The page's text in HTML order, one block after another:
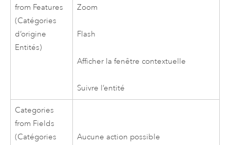
from Features
(Catégories
d’origine
Entités)
Zoom
Flash
Afficher la fenêtre contextuelle
Suivre l’entité
Categories
from Fields
(Catégories
Aucune action possible